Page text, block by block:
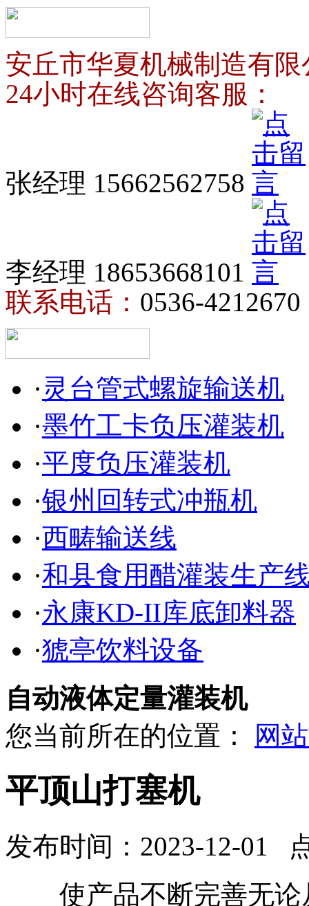
安丘市华夏机械制造有限
24小时在线咨询客服：
张经理 15662562758
李经理 18653668101
联系电话： 0536-4212670
· 灵台管式螺旋输送机
·墨竹工卡负压灌装机
·平度负压灌装机
·银州回转式冲瓶机
·西畴输送线
·和县食用醋灌装生产
·永康KD-II库底卸料器
·猇亭饮料设备
自动液体定量灌装机
您当前所在的位置：
网
平顶山打塞机
发布时间：2023-12-01
使产品不断完善无论